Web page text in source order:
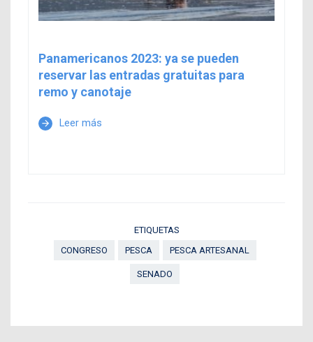
Panamericanos 2023: ya se pueden
reservar las entradas gratuitas para
remo y canotaje
arrow_forward Leer más
ETIQUETAS
CONGRESO
PESCA PESCA ARTESANAL
SENADO